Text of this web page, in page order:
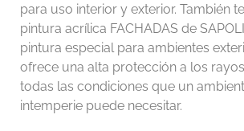
para uso interior y exterior. También
pintura acrílica FACHADAS de
pintura especial para ambientes
ofrece una alta protección a los
todas las condiciones que un
intemperie puede necesitar.